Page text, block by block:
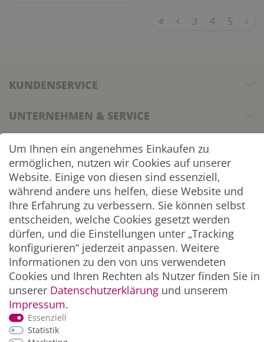
3 4 5
KUNDENSERVICE
UNTERNEHMEN & SERVICE
INFORMATION
NEWSLETTER
ZAHLUNG & VERSAND
*Alle Preise inkl. der gesetzl. MwSt. zzgl.
Um Ihnen ein angenehmes Einkaufen zu
ermöglichen, nutzen wir Cookies auf unserer
Website. Einige von diesen sind essenziell,
während andere uns helfen, diese Website und
Ihre Erfahrung zu verbessern. Sie können selbst
entscheiden, welche Cookies gesetzt werden
dürfen, und die Einstellungen unter „Tracking
konfigurieren“ jederzeit anpassen. Weitere
Informationen zu den von uns verwendeten
Cookies und Ihren Rechten als Nutzer finden Sie in
unserer Daten­schutz­erklärung und unserem
Impressum.
Essenziell
Statistik